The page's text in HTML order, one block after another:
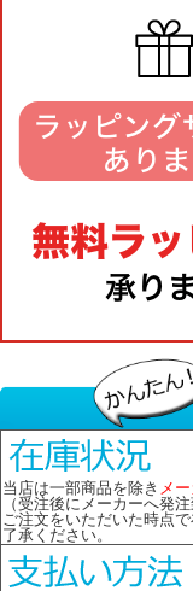
当店は一部商品を除き メ
（受注後にメーカーへ発注
ご注文をいただいた時点
了承ください。